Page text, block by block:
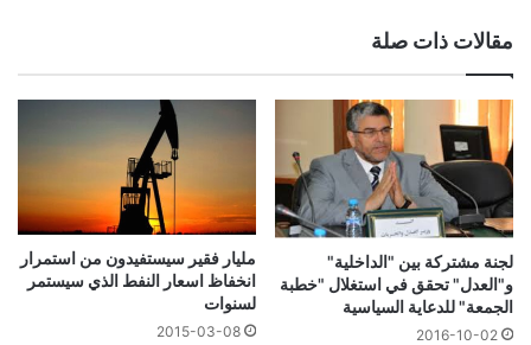
مقالات ذات صلة
لجنة مشتركة بين "الداخلية"
و"العدل" تحقق في استغلال "خطبة
الجمعة" للدعاية السياسية
2016-10-02
مليار فقير سيستفيدون من استمرار
انخفاظ اسعار النفط الذي سيستمر
لسنوات
2015-03-08